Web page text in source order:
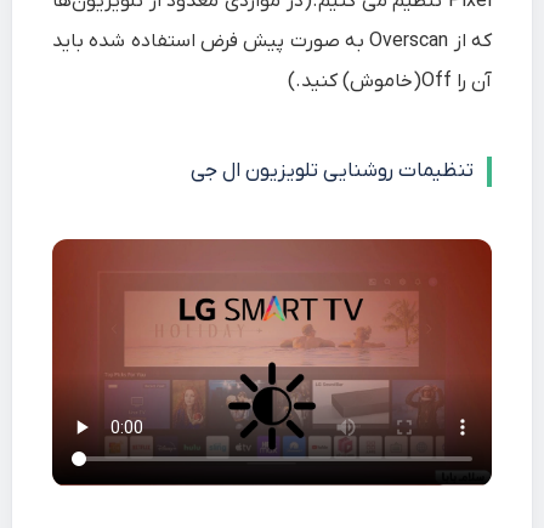
که از Overscan به صورت پیش فرض استفاده شده باید
آن را Off(خاموش) کنید.)
تنظیمات روشنایی تلویزیون ال جی